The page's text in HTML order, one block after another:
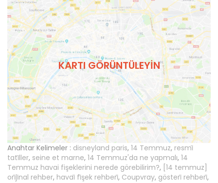
KARTI GÖRÜNTÜLEYIN
Anahtar Kelimeler : disneyland paris, 14 Temmuz, resmi̇
tati̇ller, seine et marne, 14 Temmuz'da ne yapmalı, 14
Temmuz havai fişeklerini nerede görebilirim?, [14 temmuz]
ori̇ji̇nal rehber, havai̇ fi̇şek rehberi̇, Coupvray, gösteri̇ rehberi̇,